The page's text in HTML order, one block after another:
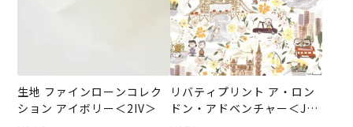
生地 ファインローンコレク
ション アイボリー＜2IV＞
リバティプリント ア・ロン
ドン・アドベンチャー＜J24